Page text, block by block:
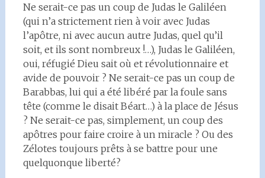
Ne serait-ce pas un coup de Judas le Galiléen
(qui n’a strictement rien à voir avec Judas
l’apôtre, ni avec aucun autre Judas, quel qu’il
soit, et ils sont nombreux !…), Judas le Galiléen,
oui, réfugié Dieu sait où et révolutionnaire et
avide de pouvoir ? Ne serait-ce pas un coup de
Barabbas, lui qui a été libéré par la foule sans
tête (comme le disait Béart…) à la place de Jésus
? Ne serait-ce pas, simplement, un coup des
apôtres pour faire croire à un miracle ? Ou des
Zélotes toujours prêts à se battre pour une
quelquonque liberté?